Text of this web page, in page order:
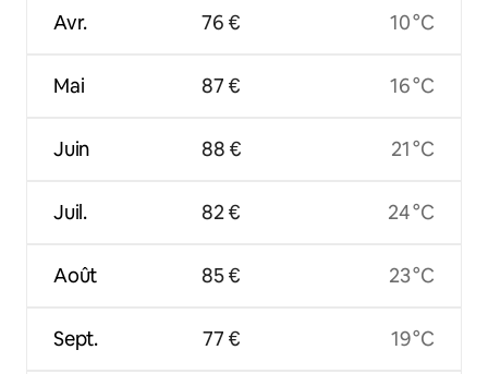
Avr.
Mai
Juin
Juil.
Août
Sept.
76 €
87 €
88 €
82 €
85 €
77 €
10 °C
16 °C
21 °C
24 °C
23 °C
19 °C